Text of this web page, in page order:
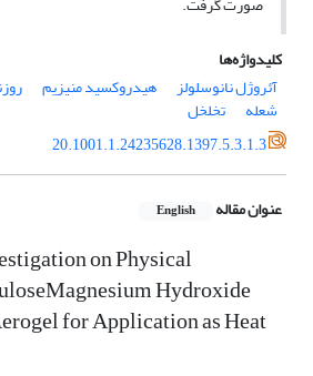
کلیدواژه‌ها
آئروژل نانوسلولز
هیدروکسید منیزیم
شعله
تخلخل
20.1001.1.24235628.1397.5.3.1.3
عنوان مقاله English
on Physical
Hydroxide
for Application as Heat